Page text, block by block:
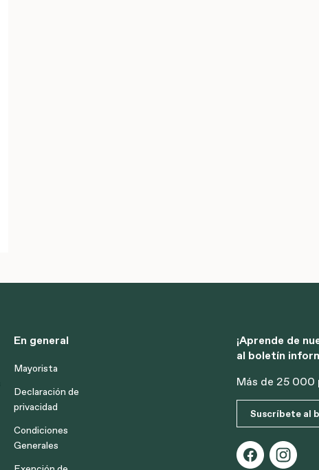
En general
Mayorista
Declaración de
privacidad
Condiciones
Generales
¡Aprende de
al boletín
Más de 25 000
Suscríbete al